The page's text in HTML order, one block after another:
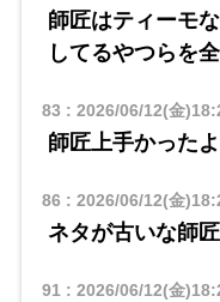
師匠はティーモ
してるやつらを
83 : 2026/06/12(金
師匠上手かった
86 : 2026/06/12(金
ネタが古いな師
91: 2026/06/12(金